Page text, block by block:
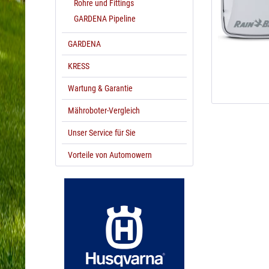
Rohre und Fittings
GARDENA Pipeline
GARDENA
KRESS
Wartung & Garantie
Mähroboter-Vergleich
Unser Service für Sie
Vorteile von Automowern